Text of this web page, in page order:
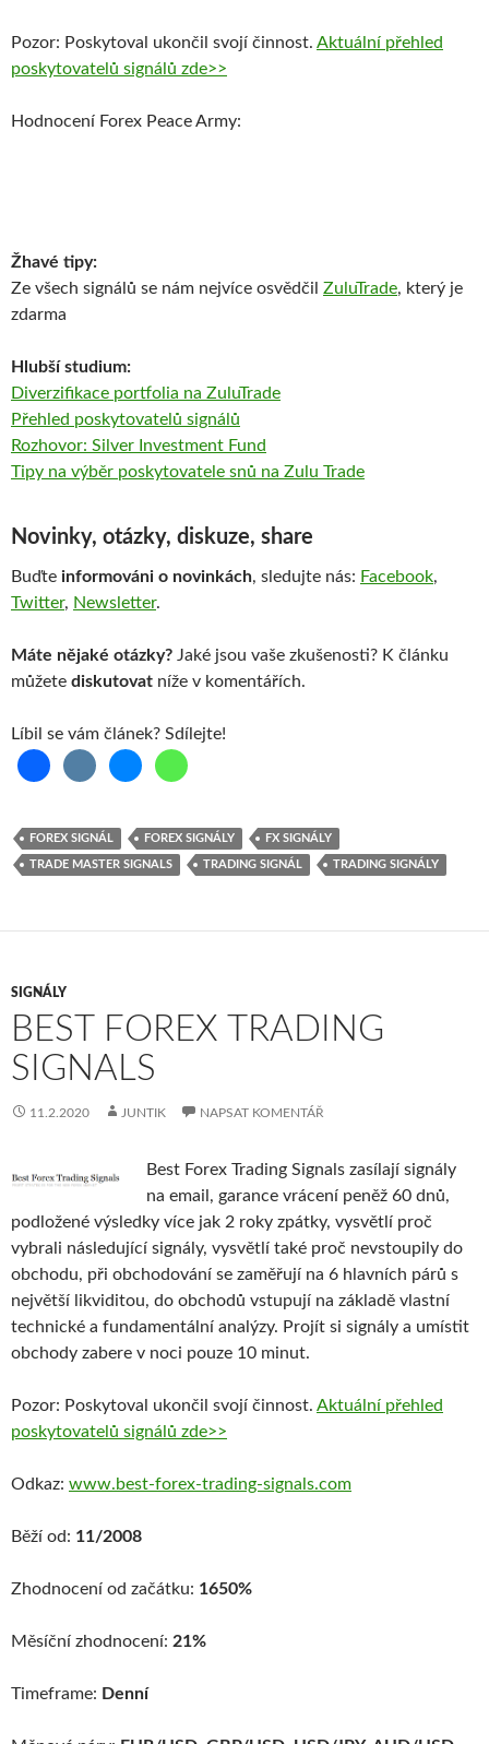
Pozor: Poskytoval ukončil svojí činnost. Aktuální přehled
poskytovatelů signálů zde>>
Hodnocení Forex Peace Army:
Žhavé tipy:
Ze všech signálů se nám nejvíce osvědčil ZuluTrade, který je
zdarma
Hlubší studium:
Diverzifikace portfolia na ZuluTrade
Přehled poskytovatelů signálů
Rozhovor: Silver Investment Fund
Tipy na výběr poskytovatele snů na Zulu Trade
Novinky, otázky, diskuze, share
Buďte informováni o novinkách, sledujte nás: Facebook,
Twitter, Newsletter.
Máte nějaké otázky? Jaké jsou vaše zkušenosti? K článku
můžete diskutovat níže v komentářích.
Líbil se vám článek? Sdílejte!
FOREX SIGNÁL FOREX SIGNÁLY FX SIGNÁLY
TRADE MASTER SIGNALS TRADING SIGNÁL TRADING SIGNÁLY
SIGNÁLY
BEST FOREX TRADING
SIGNALS
11.2.2020 JUNTIK NAPSAT KOMENTÁŘ
Best Forex Trading Signals zasílají signály
na email, garance vrácení peněž 60 dnů,
podložené výsledky více jak 2 roky zpátky, vysvětlí proč
vybrali následující signály, vysvětlí také proč nevstoupily do
obchodu, při obchodování se zaměřují na 6 hlavních párů s
největší likviditou, do obchodů vstupují na základě vlastní
technické a fundamentální analýzy. Projít si signály a umístit
obchody zabere v noci pouze 10 minut.
Pozor: Poskytoval ukončil svojí činnost. Aktuální přehled
poskytovatelů signálů zde>>
Odkaz: www.best-forex-trading-signals.com
Běží od: 11/2008
Zhodnocení od začátku: 1650%
Měsíční zhodnocení: 21%
Timeframe: Denní